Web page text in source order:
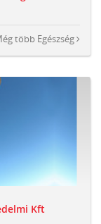
több Egészség
Kft